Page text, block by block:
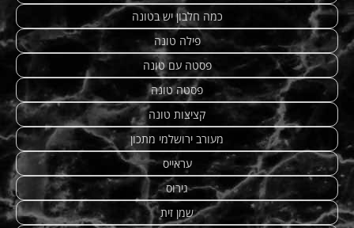
כמה חלבון יש בטונה
פילה טונה
פסטה עם טונה
פסטה טונה
קציצות טונה
מעורב ירושלמי מתכון
עראייס
גירוס
שמן זית